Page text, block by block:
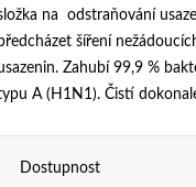
na odstraňování
šíření
Zahubí 99,9 %
A (H1N1). Čistí
Dostupnost